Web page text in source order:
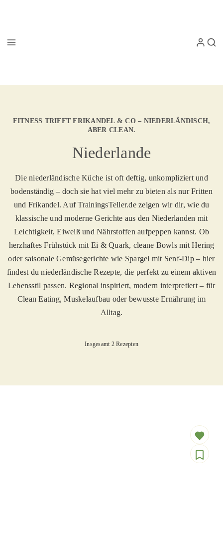
FITNESS TRIFFT FRIKANDEL & CO – NIEDERLÄNDISCH,
ABER CLEAN.
Niederlande
Die niederländische Küche ist oft deftig, unkompliziert und
bodenständig – doch sie hat viel mehr zu bieten als nur Fritten
und Frikandel. Auf TrainingsTeller.de zeigen wir dir, wie du
klassische und moderne Gerichte aus den Niederlanden mit
Leichtigkeit, Eiweiß und Nährstoffen aufpeppen kannst. Ob
herzhaftes Frühstück mit Ei & Quark, cleane Bowls mit Hering
oder saisonale Gemüsegerichte wie Spargel mit Senf-Dip – hier
findest du niederländische Rezepte, die perfekt zu einem aktiven
Lebensstil passen. Regional inspiriert, modern interpretiert – für
Clean Eating, Muskelaufbau oder bewusste Ernährung im
Alltag.
Insgesamt 2 Rezepten